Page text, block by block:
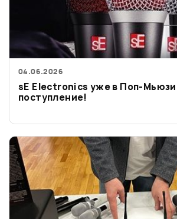
04.06.2026
sE Electronics уже в Поп-
поступление!